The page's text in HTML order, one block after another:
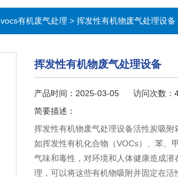
vocs有机废气处理 > 挥发性有机物废气处理设备
挥发性有机物废气处理设备
产品时间：2025-03-05 访问次数：
简要描述：
挥发性有机物废气处理设备活性炭吸附
如挥发性有机化合物（VOCs）、苯、
气味和毒性，对环境和人体健康造成
理，可以将这些有机物吸附并固定在活